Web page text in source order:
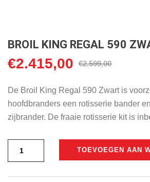
BROIL KING REGAL 590
€2.599,00
Oorspronkelijke
was:
€2.599,00.
€2.415,00 Huidige
is:
€2.415,00.
De Broil King Regal 590 Zwart is
hoofdbranders een rotisserie bander
zijbrander. De fraaie rotisserie kit is
TOEVOEGEN AAN